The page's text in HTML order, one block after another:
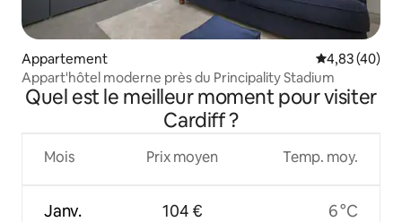
Appartement Évaluation
4,83 (40)
Appart'hôtel moderne près du Principality Stadium
Quel est le meilleur moment pour visiter
Cardiff ?
Mois
Janv.
Prix moyen
104 €
Temp. moy.
6 °C